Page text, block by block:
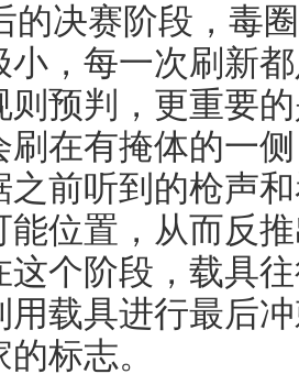
的决赛阶段，毒
小，每一次刷新
则预判，更重要
刷在有掩体的一
之前听到的枪声
能位置，从而反
这个阶段，载具
用载具进行最后
标志。